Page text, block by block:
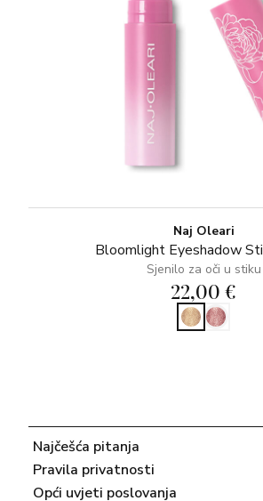
Naj Oleari
Bloomlight Eyeshadow
Sjenilo za oči u stiku
22,00 €
Najčešća pitanja
Pravila privatnosti
Opći uvjeti poslovanja